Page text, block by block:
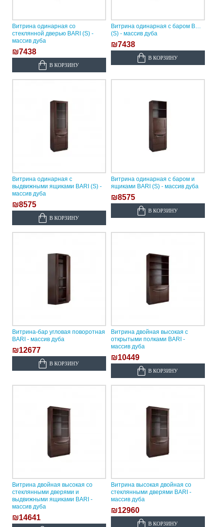
Витрина одинарная со
стеклянной дверью BARI (S) -
массив дуба
₪7438
В КОРЗИНУ
Витрина одинарная с баром BARI
(S) - массив дуба
₪7438
В КОРЗИНУ
Витрина одинарная с
выдвижными ящиками BARI (S) -
массив дуба
₪8575
В КОРЗИНУ
Витрина одинарная с баром и
ящиками BARI (S) - массив дуба
₪8575
В КОРЗИНУ
Витрина-бар угловая поворотная
BARI - массив дуба
₪12677
В КОРЗИНУ
Витрина двойная высокая с
открытыми полками BARI -
массив дуба
₪10449
В КОРЗИНУ
Витрина двойная высокая со
стеклянными дверями и
выдвижными ящиками BARI -
массив дуба
₪14641
Витрина высокая двойная со
стеклянными дверями BARI -
массив дуба
₪12960
В КОРЗИНУ